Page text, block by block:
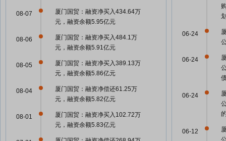
厦门国贸：融资净买入434.64万
元，融资余额5.95亿元
08-07
厦门国贸：融资净买入484.1万
元，融资余额5.91亿元
08-06
厦门国贸：融资净买入389.13万
元，融资余额5.86亿元
08-05
厦门国贸：融资净偿还61.25万
元，融资余额5.82亿元
08-04
厦门国贸：融资净买入102.72万
元，融资余额5.83亿元
08-01
06-24
06-24
06-24
06-12